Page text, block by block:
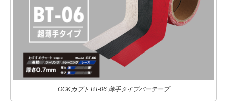
OGKカブト BT-06 薄手タイプバーテープ